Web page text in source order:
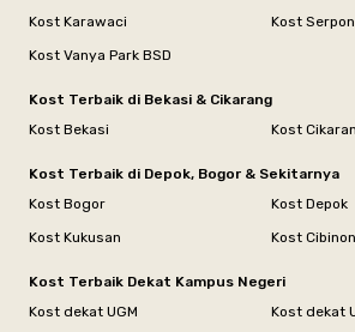
Kost Karawaci
Kost
Kost Vanya Park BSD
Kost Terbaik di Bekasi & Cikarang
Kost Bekasi
Kost
Kost Terbaik di Depok, Bogor & Sekitarnya
Kost Bogor
Kost Depok
Kost Kukusan
Kost
Kost Terbaik Dekat Kampus Negeri
Kost dekat UGM
Kost dekat